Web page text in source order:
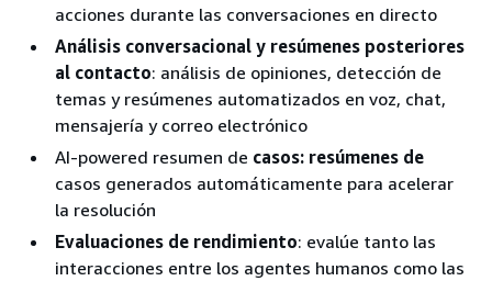
acciones durante las conversaciones en directo
Análisis conversacional y resúmenes posteriores
al contacto: análisis de opiniones, detección de
temas y resúmenes automatizados en voz, chat,
mensajería y correo electrónico
AI-powered resumen de casos: resúmenes de
casos generados automáticamente para acelerar
la resolución
Evaluaciones de rendimiento: evalúe tanto las
interacciones entre los agentes humanos como las